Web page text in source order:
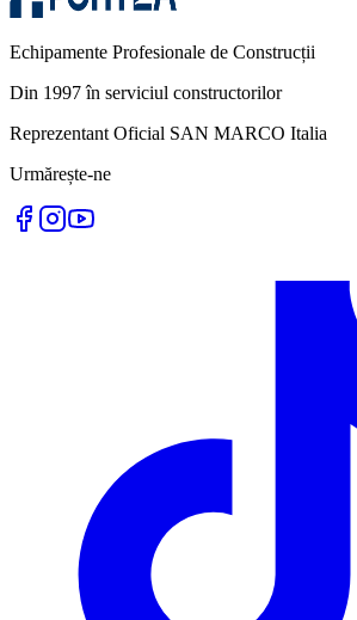
Echipamente Profesionale de Construcții
Din 1997 în serviciul constructorilor
Reprezentant Oficial SAN MARCO Italia
Urmărește-ne